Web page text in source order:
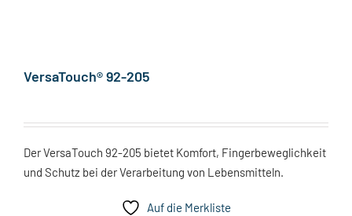
VersaTouch® 92-205
Der VersaTouch 92-205 bietet Komfort, Fingerbeweglichkeit
und Schutz bei der Verarbeitung von Lebensmitteln.
Auf die Merkliste